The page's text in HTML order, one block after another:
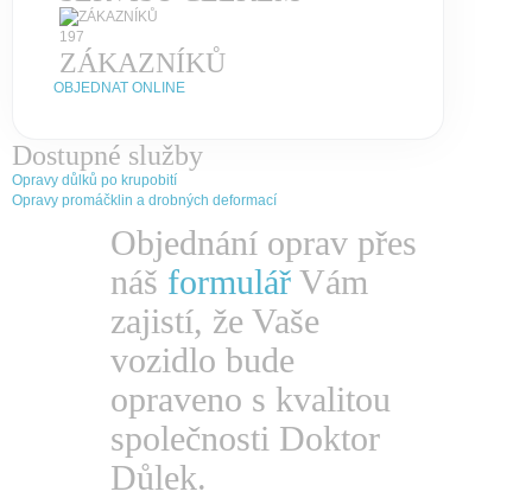
197
ZÁKAZNÍKŮ
OBJEDNAT ONLINE
Dostupné služby
Opravy důlků po krupobití
Opravy promáčklin a drobných deformací
Objednání oprav přes
náš formulářVám
zajistí, že Vaše
vozidlo bude
opraveno s kvalitou
společnosti Doktor
Důlek.